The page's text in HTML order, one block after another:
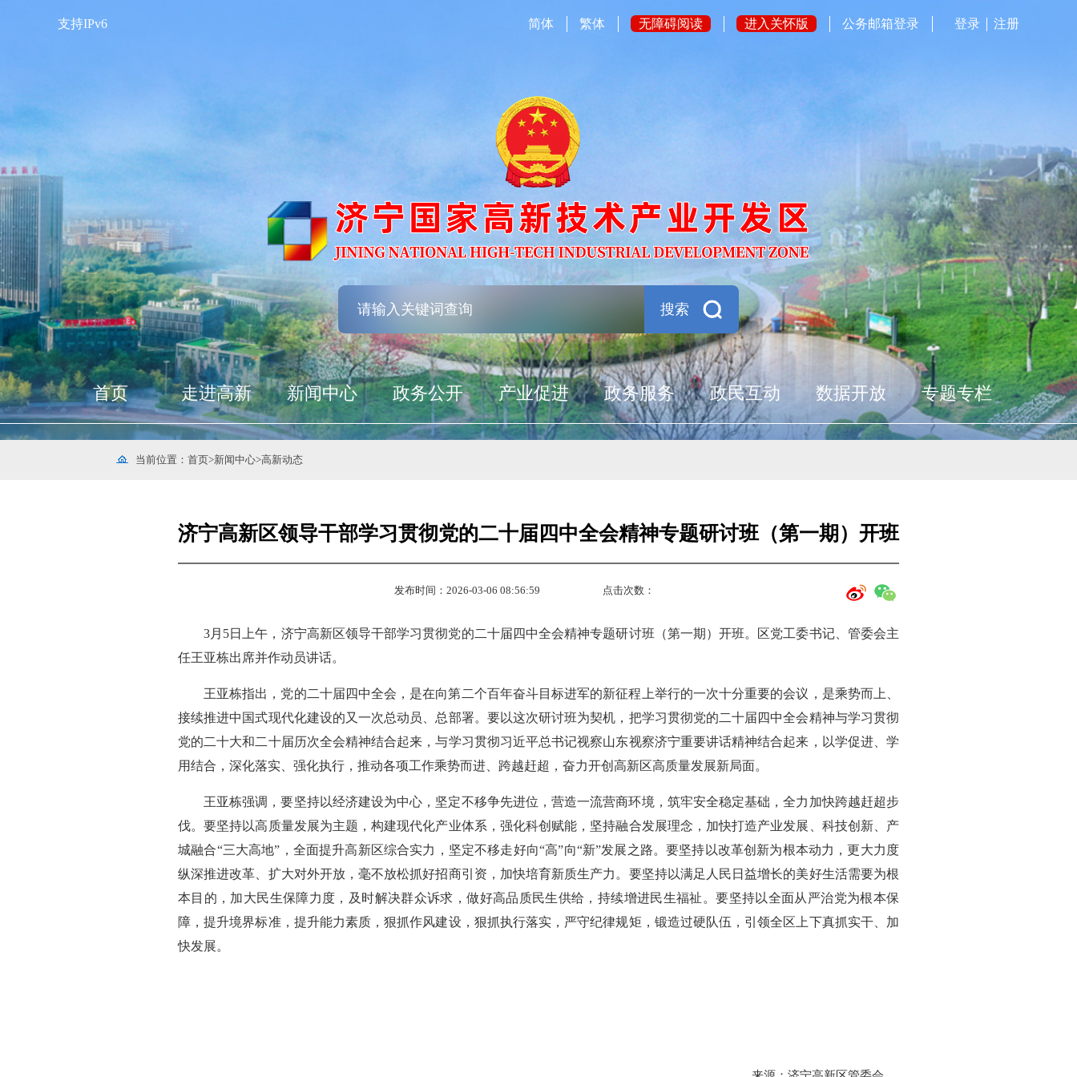
支持IPv6 简体 繁体 无障碍阅读 进入关怀版 公务邮箱登录 登录 注册
搜索
首页 走进高新 新闻中心 政务公开 产业促进 政务服务 政民互动 数据开放 专题专栏
当前位置： 首页>新闻中心>高新动态
济宁高新区领导干部学习贯彻党的二十届四中全会精神专题研讨班（第一期）开班
发布时间：2026-03-06 08:56:59 点击次数：
3月5日上午，济宁高新区领导干部学习贯彻党的二十届四中全会精神专题研讨班（第一期）开班。区党工委书记、管委会主
任王亚栋出席并作动员讲话。
王亚栋指出，党的二十届四中全会，是在向第二个百年奋斗目标进军的新征程上举行的一次十分重要的会议，是乘势而上、
接续推进中国式现代化建设的又一次总动员、总部署。要以这次研讨班为契机，把学习贯彻党的二十届四中全会精神与学习贯彻
党的二十大和二十届历次全会精神结合起来，与学习贯彻习近平总书记视察山东视察济宁重要讲话精神结合起来，以学促进、学
用结合，深化落实、强化执行，推动各项工作乘势而进、跨越赶超，奋力开创高新区高质量发展新局面。
王亚栋强调，要坚持以经济建设为中心，坚定不移争先进位，营造一流营商环境，筑牢安全稳定基础，全力加快跨越赶超步
伐。要坚持以高质量发展为主题，构建现代化产业体系，强化科创赋能，坚持融合发展理念，加快打造产业发展、科技创新、产
城融合“三大高地”，全面提升高新区综合实力，坚定不移走好向“高”向“新”发展之路。要坚持以改革创新为根本动力，更大力度
纵深推进改革、扩大对外开放，毫不放松抓好招商引资，加快培育新质生产力。要坚持以满足人民日益增长的美好生活需要为根
本目的，加大民生保障力度，及时解决群众诉求，做好高品质民生供给，持续增进民生福祉。要坚持以全面从严治党为根本保
障，提升境界标准，提升能力素质，狠抓作风建设，狠抓执行落实，严守纪律规矩，锻造过硬队伍，引领全区上下真抓实干、加
快发展。